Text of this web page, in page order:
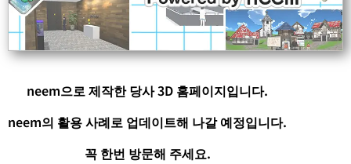
neem으로 제작한 당사 3D 홈페이지입니다.
neem의 활용 사례로 업데이트해 나갈 예정입니다.
꼭 한번 방문해 주세요.